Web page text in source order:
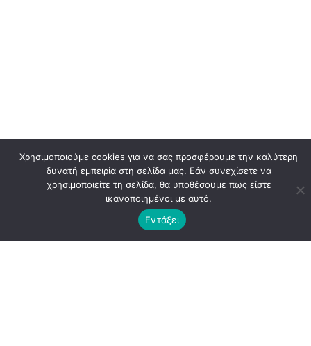
Χρησιμοποιούμε cookies για να σας προσφέρουμε την καλύτερη
δυνατή εμπειρία στη σελίδα μας. Εάν συνεχίσετε να
χρησιμοποιείτε τη σελίδα, θα υποθέσουμε πως είστε
ικανοποιημένοι με αυτό.
Εντάξει